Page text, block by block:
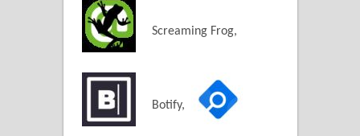
Screaming Frog,
Botify,